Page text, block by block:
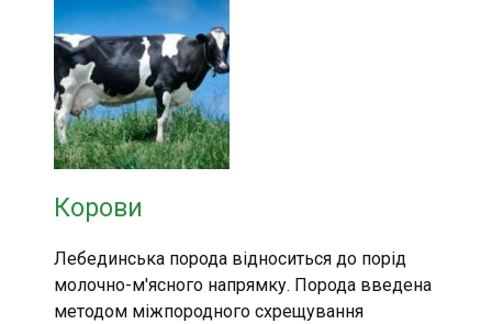
Корови
Лебединська порода відноситься до порід
молочно-м'ясного напрямку. Порода введена
методом міжпородного схрещування